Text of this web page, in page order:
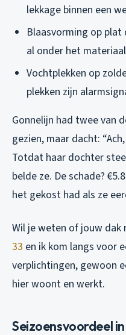
lekkage binnen een
Blaasvorming op
al onder het
Vochtplekken op
plekken zijn
Gonnelijn had twee van
gezien, maar dacht:
Totdat haar dochter
belde ze. De schade?
het gekost had als ze
Wil je weten of jouw dak
33 en ik kom langs voor
verplichtingen, gewoon
hier woont en werkt.
Seizoensvoordeel